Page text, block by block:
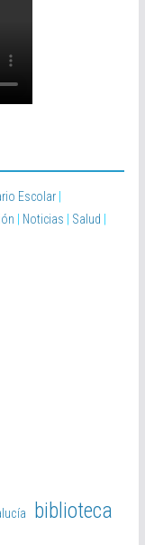
Escolar
Noticias Salud
biblioteca